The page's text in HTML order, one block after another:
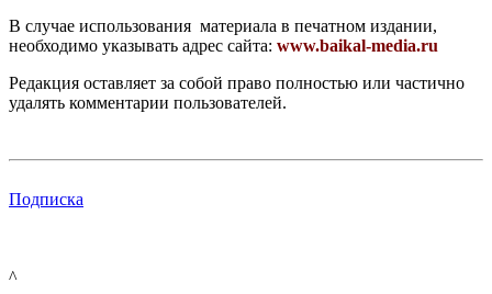
В случае использования материала в печатном издании,
необходимо указывать адрес сайта: www.baikal-media.ru
Редакция оставляет за собой право полностью или частично
удалять комментарии пользователей.
Подписка
^